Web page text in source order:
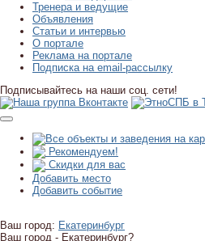
Тренера и ведущие
Объявления
Статьи и интервью
О портале
Реклама на портале
Подписка на email-рассылку
Подписывайтесь на наши соц. сети!
Рекомендуем!
Скидки для вас
Добавить место
Добавить событие
Ваш город: Екатеринбург
Ваш город - Екатеринбург?